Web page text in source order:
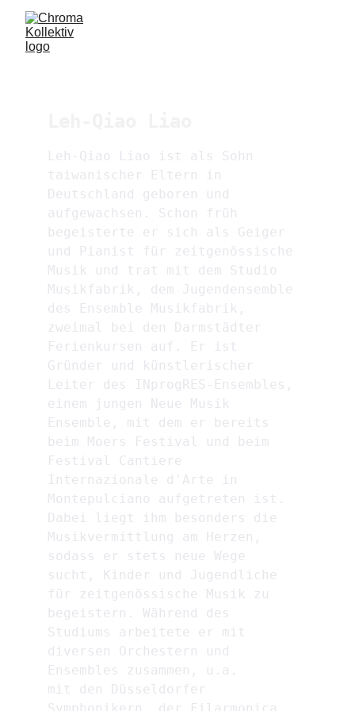
Leh-Qiao Liao ist als Sohn
taiwanischer Eltern in
Deutschland geboren und
aufgewachsen. Schon früh
begeisterte er sich als Geiger
und Pianist für zeitgenössische
Musik und trat mit dem Studio
Musikfabrik, dem Jugendensemble
des Ensemble Musikfabrik,
zweimal bei den Darmstädter
Ferienkursen auf. Er ist
Gründer und künstlerischer
Leiter des INprogRES-Ensembles,
einem jungen Neue Musik
Ensemble, mit dem er bereits
beim Moers Festival und beim
Festival Cantiere
Internazionale d'Arte in
Montepulciano aufgetreten ist.
Dabei liegt ihm besonders die
Musikvermittlung am Herzen,
sodass er stets neue Wege
sucht, Kinder und Jugendliche
für zeitgenössische Musik zu
begeistern. Während des
Studiums arbeitete er mit
diversen Orchestern und
Ensembles zusammen, u.a.
mit den Düsseldorfer